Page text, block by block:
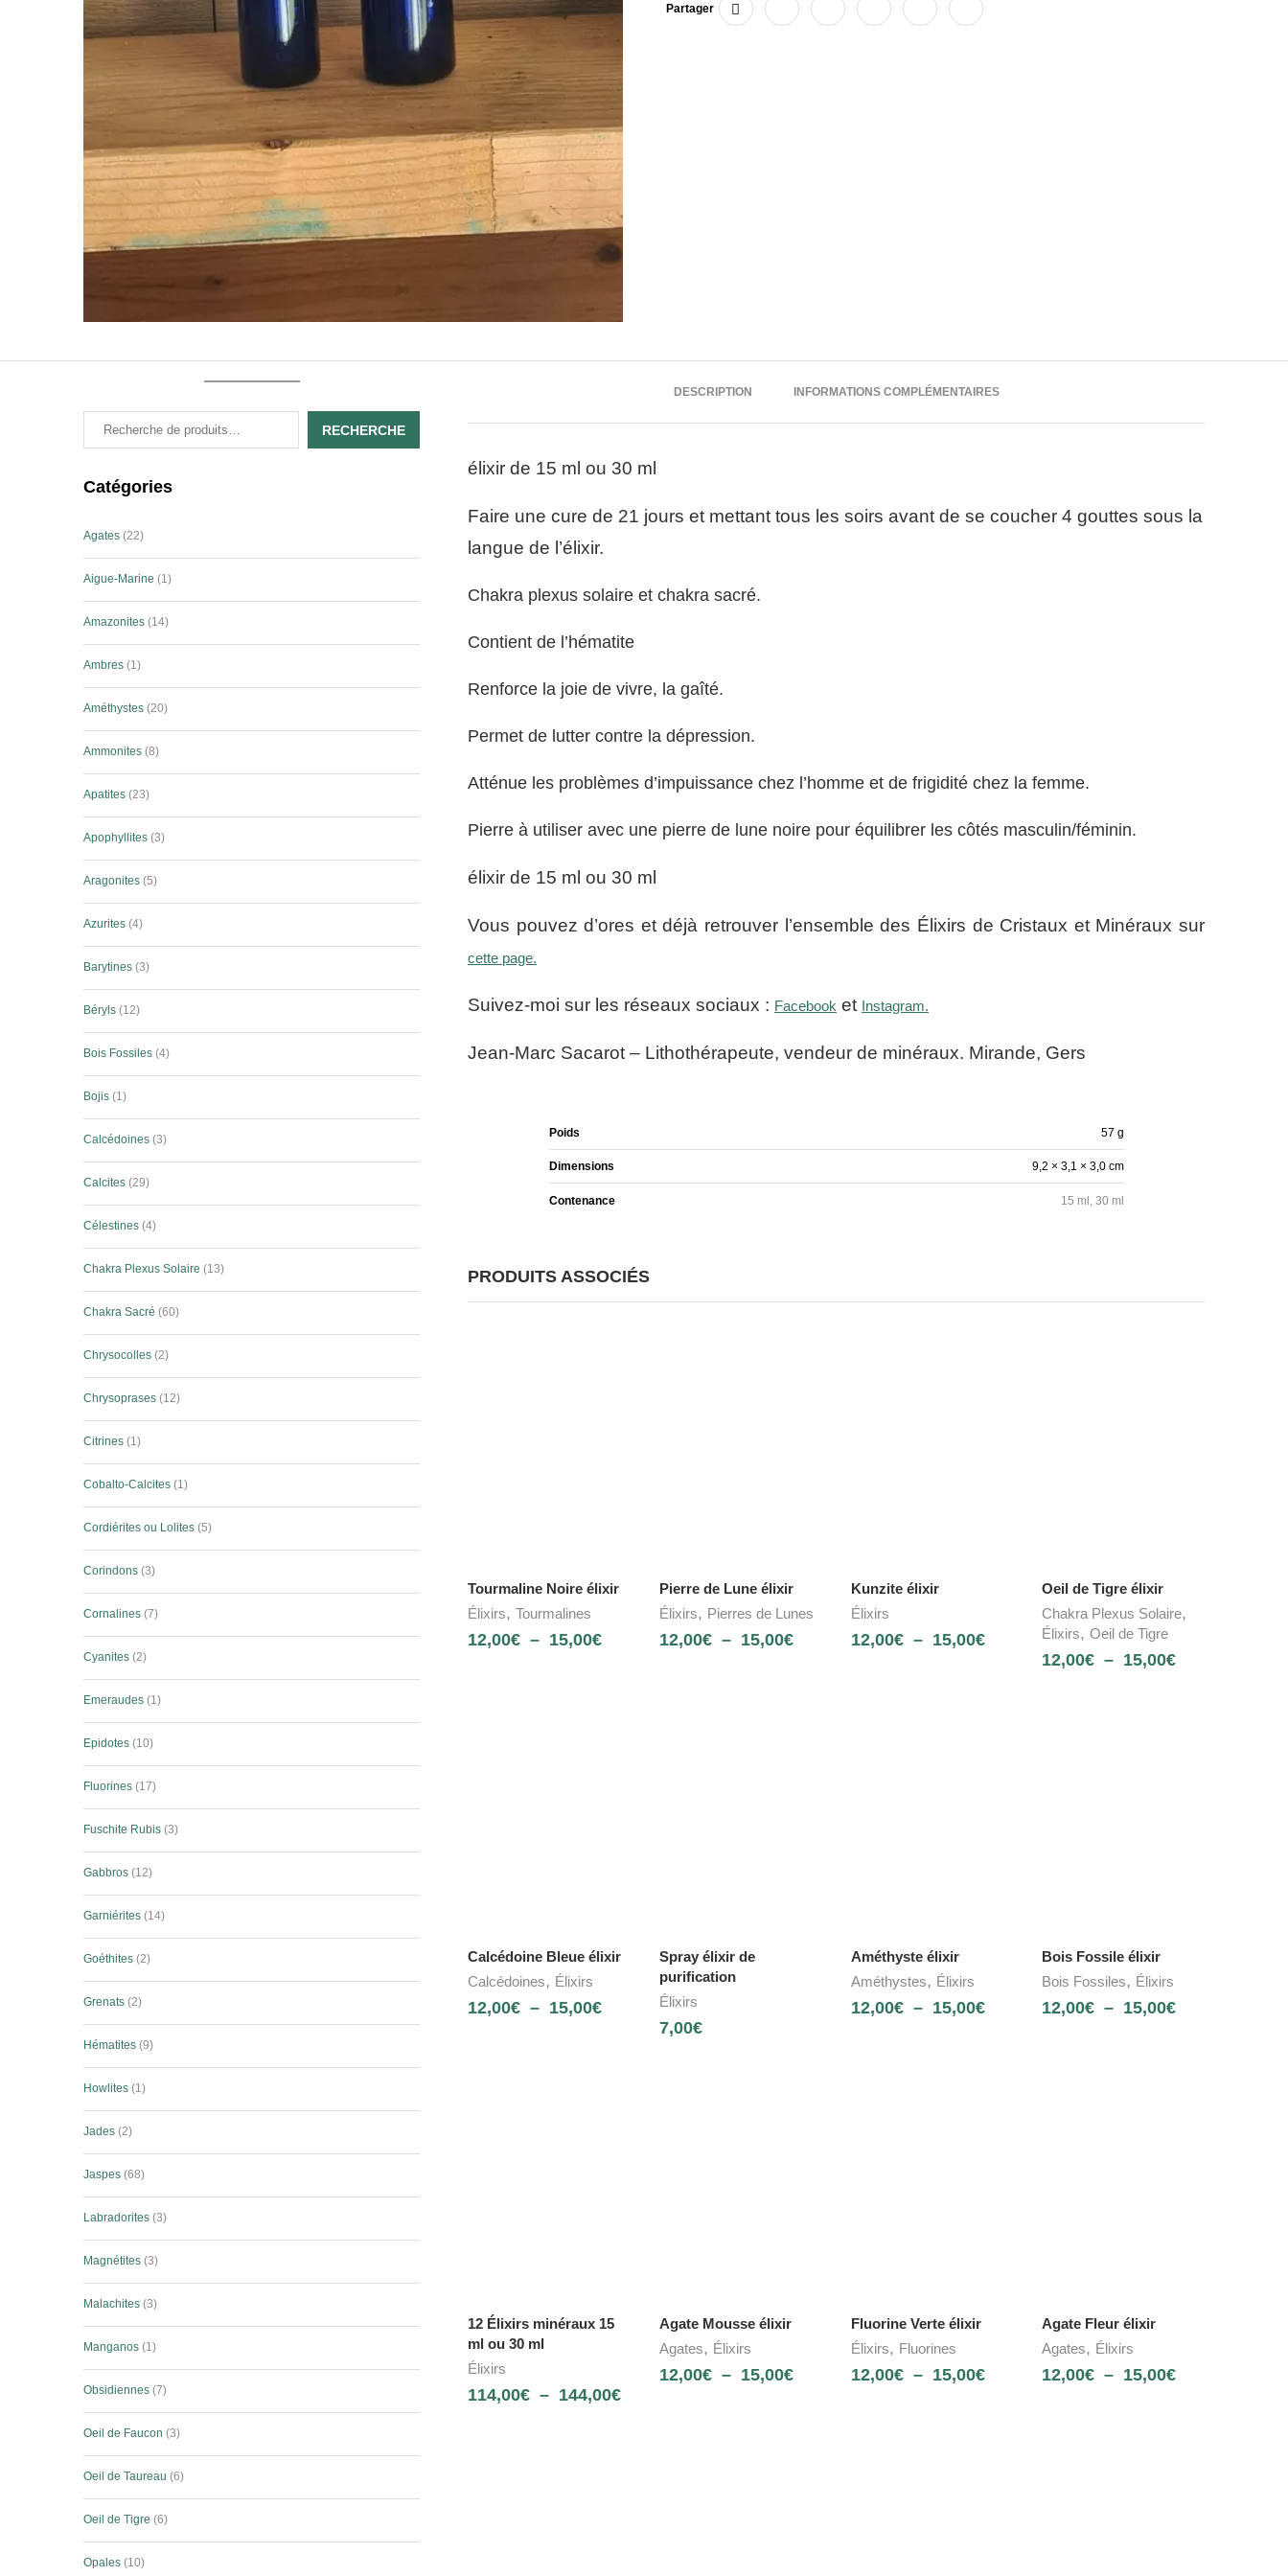
Partager
DESCRIPTION INFORMATIONS COMPLÉMENTAIRES
élixir de 15 ml ou 30 ml
Faire une cure de 21 jours et mettant tous les soirs avant de se coucher 4 gouttes sous la
langue de l’élixir.
Chakra plexus solaire et chakra sacré.
Contient de l’hématite
Renforce la joie de vivre, la gaîté.
Permet de lutter contre la dépression.
Atténue les problèmes d’impuissance chez l’homme et de frigidité chez la femme.
Pierre à utiliser avec une pierre de lune noire pour équilibrer les côtés masculin/féminin.
élixir de 15 ml ou 30 ml
Vous pouvez d’ores et déjà retrouver l’ensemble des Élixirs de Cristaux et Minéraux sur
cette page.
Suivez-moi sur les réseaux sociaux : Facebook et Instagram.
Jean-Marc Sacarot – Lithothérapeute, vendeur de minéraux. Mirande, Gers
Poids 57 g
Dimensions 9,2 × 3,1 × 3,0 cm
Contenance 15 ml, 30 ml
PRODUITS ASSOCIÉS
Tourmaline Noire élixir
Élixirs, Tourmalines
12,00€ – 15,00€
Pierre de Lune élixir
Élixirs, Pierres de Lunes
12,00€ – 15,00€
Kunzite élixir
Élixirs
12,00€ – 15,00€
Oeil de Tigre élixir
Chakra Plexus Solaire,
Élixirs,Oeil de Tigre
12,00€ – 15,00€
Calcédoine Bleue élixir
Calcédoines, Élixirs
12,00€ – 15,00€
Spray élixir de
purification
Élixirs
7,00€
Améthyste élixir
Améthystes, Élixirs
12,00€ – 15,00€
Bois Fossile élixir
Bois Fossiles, Élixirs
12,00€ – 15,00€
12 Élixirs minéraux 15
ml ou 30 ml
Élixirs
114,00€ – 144,00€
Agate Mousse élixir
Agates, Élixirs
12,00€ – 15,00€
Fluorine Verte élixir
Élixirs, Fluorines
12,00€ – 15,00€
Agate Fleur élixir
Agates, Élixirs
12,00€ – 15,00€
RECHERCHE
Catégories
Agates 22
Aigue-Marine 1
Amazonites 14
Ambres 1
Améthystes 20
Ammonites 8
Apatites 23
Apophyllites 3
Aragonites 5
Azurites 4
Barytines 3
Béryls 12
Bois Fossiles 4
Bojis 1
Calcédoines 3
Calcites 29
Célestines 4
Chakra Plexus Solaire 13
Chakra Sacré 60
Chrysocolles 2
Chrysoprases 12
Citrines 1
Cobalto-Calcites 1
Cordiérites ou Lolites 5
Corindons 3
Cornalines 7
Cyanites 2
Emeraudes 1
Epidotes 10
Fluorines 17
Fuschite Rubis 3
Gabbros 12
Garniérites 14
Goéthites 2
Grenats 2
Hématites 9
Howlites 1
Jades 2
Jaspes 68
Labradorites 3
Magnétites 3
Malachites 3
Manganos 1
Obsidiennes 7
Oeil de Faucon 3
Oeil de Taureau 6
Oeil de Tigre 6
Opales 10